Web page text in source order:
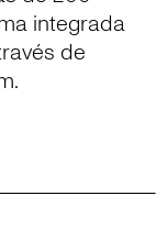
integrada
de